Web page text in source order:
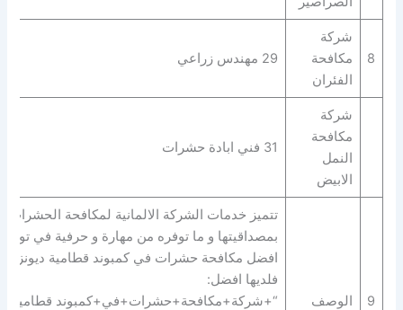
8
شركة
مكافحة
الفئران
29 مهندس زراعي
شركة
مكافحة
النمل
الابيض
31 فني ابادة حشرات
9 الوصف
تتميز خدمات الشركة الالمانية لمكافحة الحشرات
بمصداقيتها و ما توفره من مهارة و حرفية في توفير
افضل مكافحة حشرات في كمبوند قطامية ديونز
فلديها افضل:
“+شركة+مكافحة+حشرات+في+كمبوند قطامية